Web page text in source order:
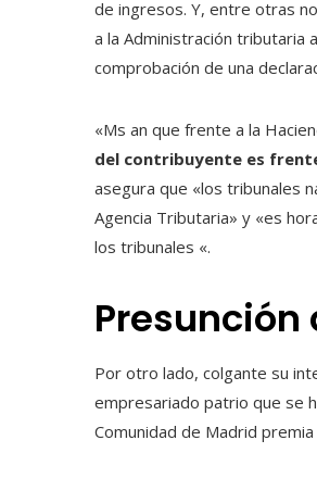
de ingresos. Y, entre otras
a la Administración tributaria
comprobación de una
«Ms an que frente a la
del contribuyente es
asegura que «los tribunales
Agencia Tributaria» y «es
los tribunales «.
Por otro lado, colgante su
empresariado patrio que se
Comunidad de Madrid